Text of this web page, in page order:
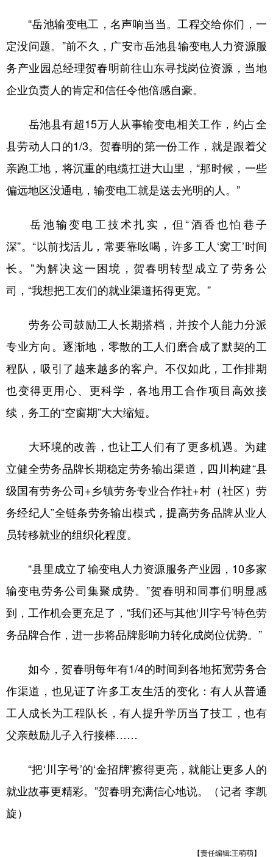
“岳池输变电工，名声响当当。工程交给你们，一
定没问题。”前不久，广安市岳池县输变电人力资源服
务产业园总经理贺春明前往山东寻找岗位资源，当地
企业负责人的肯定和信任令他倍感自豪。
岳池县有超15万人从事输变电相关工作，约占全
县劳动人口的1/3。贺春明的第一份工作，就是跟着父
亲跑工地，将沉重的电缆扛进大山里，“那时候，一些
偏远地区没通电，输变电工就是送去光明的人。”
岳池输变电工技术扎实，但“酒香也怕巷子
深”。“以前找活儿，常要靠吆喝，许多工人‘窝工’时间
长。”为解决这一困境，贺春明转型成立了劳务公
司，“我想把工友们的就业渠道拓得更宽。”
劳务公司鼓励工人长期搭档，并按个人能力分派
专业方向。逐渐地，零散的工人们磨合成了默契的工
程队，吸引了越来越多的客户。不仅如此，工作排期
也变得更用心、更科学，各地用工合作项目高效接
续，务工的“空窗期”大大缩短。
大环境的改善，也让工人们有了更多机遇。为建
立健全劳务品牌长期稳定劳务输出渠道，四川构建“县
级国有劳务公司+乡镇劳务专业合作社+村（社区）劳
务经纪人”全链条劳务输出模式，提高劳务品牌从业人
员转移就业的组织化程度。
“县里成立了输变电人力资源服务产业园，10多家
输变电劳务公司集聚成势。”贺春明和同事们明显感
到，工作机会更充足了，“我们还与其他‘川字号’特色劳
务品牌合作，进一步将品牌影响力转化成岗位优势。”
如今，贺春明每年有1/4的时间到各地拓宽劳务合
作渠道，也见证了许多工友生活的变化：有人从普通
工人成长为工程队长，有人提升学历当了技工，也有
父亲鼓励儿子入行接棒……
“把‘川字号’的‘金招牌’擦得更亮，就能让更多人的
就业故事更精彩。”贺春明充满信心地说。（记者 李凯
旋）
【责任编辑:王萌萌】